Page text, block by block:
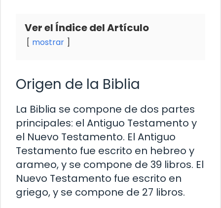
Ver el Índice del Artículo
mostrar
Origen de la Biblia
La Biblia se compone de dos partes
principales: el Antiguo Testamento y
el Nuevo Testamento. El Antiguo
Testamento fue escrito en hebreo y
arameo, y se compone de 39 libros. El
Nuevo Testamento fue escrito en
griego, y se compone de 27 libros.